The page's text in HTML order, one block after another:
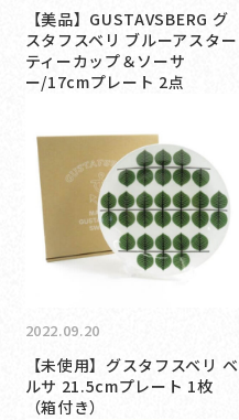
【美品】GUSTAVSBERG グ
スタフスベリ ブルーアスター
ティーカップ＆ソーサ
ー/17cmプレート 2点
2022.09.20
【未使用】グスタフスベリ ベ
ルサ 21.5cmプレート 1枚
（箱付き）